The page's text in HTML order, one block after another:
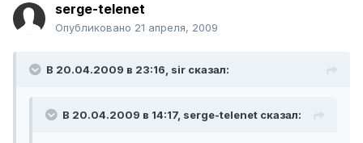
serge-telenet
Опубликовано 21 апреля, 2009
В 20.04.2009 в 23:16, sir сказал:
В 20.04.2009 в 14:17, serge-telenet сказал: